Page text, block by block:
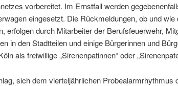
vorbereitet. Im Ernstfall werden
eingesetzt. Die Rückmeldungen, ob und wie
erfolgen durch Mitarbeiter der Berufsfeuerwehr,
in den Stadtteilen und einige Bürgerinnen und
als freiwillige „Sirenenpatinnen“ oder
sich dem vierteljährlichen Probealarmrhythmus